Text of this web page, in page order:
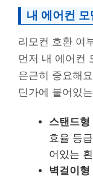
내 에어컨
리모컨 호환 여
먼저 내 에어컨
은근히 중요해
딘가에 붙어있
스탠드형
효율 등
어있는
벽걸이형